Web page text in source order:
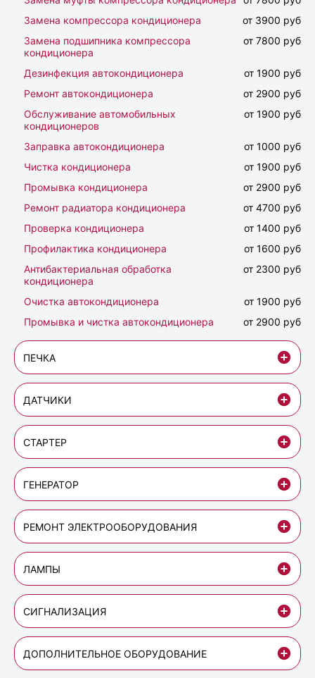
Замена компрессора кондиционера
от 3900 руб
Замена подшипника компрессора
кондиционера
от 7800 руб
Дезинфекция автокондиционера
от 1900 руб
Ремонт автокондиционера
от 2900 руб
Обслуживание автомобильных
кондиционеров
от 1900 руб
Заправка автокондиционера
от 1000 руб
Чистка кондиционера
от 1900 руб
Промывка кондиционера
от 2900 руб
Ремонт радиатора кондиционера
от 4700 руб
Проверка кондиционера
от 1400 руб
Профилактика кондиционера
от 1600 руб
Антибактериальная обработка
кондиционера
от 2300 руб
Очистка автокондиционера
от 1900 руб
Промывка и чистка автокондиционера
от 2900 руб
ПЕЧКА
ДАТЧИКИ
СТАРТЕР
ГЕНЕРАТОР
РЕМОНТ ЭЛЕКТРООБОРУДОВАНИЯ
ЛАМПЫ
СИГНАЛИЗАЦИЯ
ДОПОЛНИТЕЛЬНОЕ ОБОРУДОВАНИЕ